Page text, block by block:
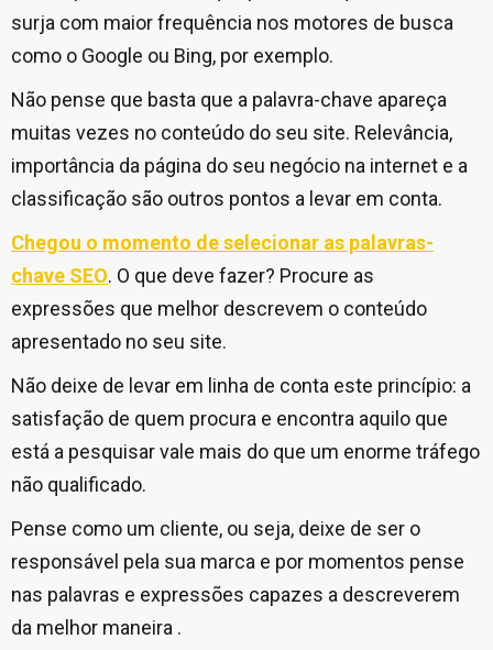
surja com maior frequência nos motores de busca
como o Google ou Bing, por exemplo.
Não pense que basta que a palavra-chave apareça
muitas vezes no conteúdo do seu site. Relevância,
importância da página do seu negócio na internet e a
classificação são outros pontos a levar em conta.
Chegou o momento de selecionar as palavras-
chave SEO. O que deve fazer? Procure as
expressões que melhor descrevem o conteúdo
apresentado no seu site.
Não deixe de levar em linha de conta este princípio: a
satisfação de quem procura e encontra aquilo que
está a pesquisar vale mais do que um enorme tráfego
não qualificado.
Pense como um cliente, ou seja, deixe de ser o
responsável pela sua marca e por momentos pense
nas palavras e expressões capazes a descreverem
da melhor maneira .